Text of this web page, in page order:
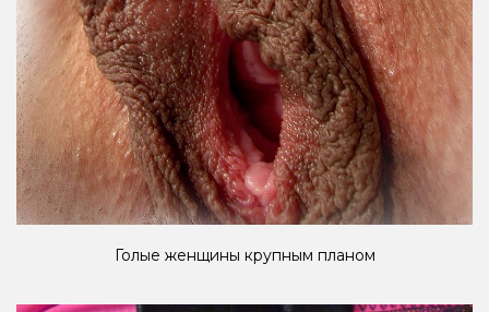
Голые женщины крупным планом